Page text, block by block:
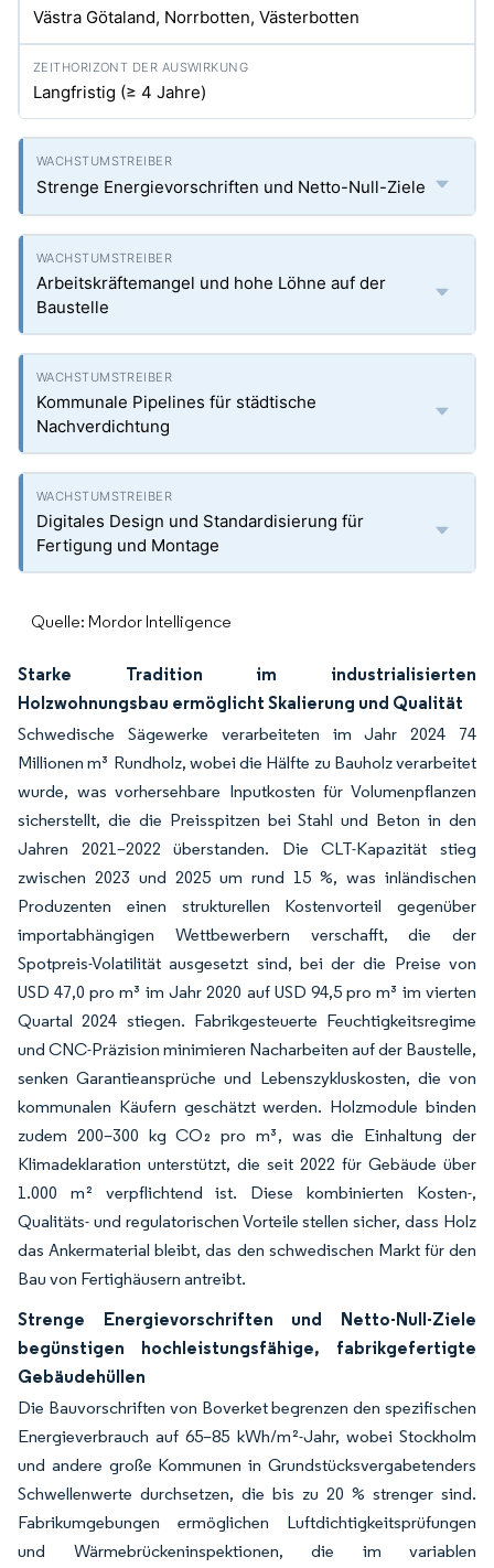
Västra Götaland, Norrbotten, Västerbotten
Langfristig (≥ 4 Jahre)
Strenge Energievorschriften und Netto-Null-Ziele
Arbeitskräftemangel und hohe Löhne auf der
Baustelle
Kommunale Pipelines für städtische
Nachverdichtung
Digitales Design und Standardisierung für
Fertigung und Montage
Quelle: Mordor Intelligence
Starke Tradition im industrialisierten
Holzwohnungsbau ermöglicht Skalierung und Qualität
Schwedische Sägewerke verarbeiteten im Jahr 2024 74
Millionen m³ Rundholz, wobei die Hälfte zu Bauholz verarbeitet
wurde, was vorhersehbare Inputkosten für Volumenpflanzen
sicherstellt, die die Preisspitzen bei Stahl und Beton in den
Jahren 2021–2022 überstanden. Die CLT-Kapazität stieg
zwischen 2023 und 2025 um rund 15 %, was inländischen
Produzenten einen strukturellen Kostenvorteil gegenüber
importabhängigen Wettbewerbern verschafft, die der
Spotpreis-Volatilität ausgesetzt sind, bei der die Preise von
USD 47,0 pro m³ im Jahr 2020 auf USD 94,5 pro m³ im vierten
Quartal 2024 stiegen. Fabrikgesteuerte Feuchtigkeitsregime
und CNC-Präzision minimieren Nacharbeiten auf der Baustelle,
senken Garantieansprüche und Lebenszykluskosten, die von
kommunalen Käufern geschätzt werden. Holzmodule binden
zudem 200–300 kg CO₂ pro m³, was die Einhaltung der
Klimadeklaration unterstützt, die seit 2022 für Gebäude über
1.000 m² verpflichtend ist. Diese kombinierten Kosten-,
Qualitäts- und regulatorischen Vorteile stellen sicher, dass Holz
das Ankermaterial bleibt, das den schwedischen Markt für den
Bau von Fertighäusern antreibt.
Strenge Energievorschriften und Netto-Null-Ziele
begünstigen hochleistungsfähige, fabrikgefertigte
Gebäudehüllen
Die Bauvorschriften von Boverket begrenzen den spezifischen
Energieverbrauch auf 65–85 kWh/m²-Jahr, wobei Stockholm
und andere große Kommunen in Grundstücksvergabetenders
Schwellenwerte durchsetzen, die bis zu 20 % strenger sind.
Fabrikumgebungen ermöglichen Luftdichtigkeitsprüfungen
und Wärmebrückeninspektionen, die im variablen